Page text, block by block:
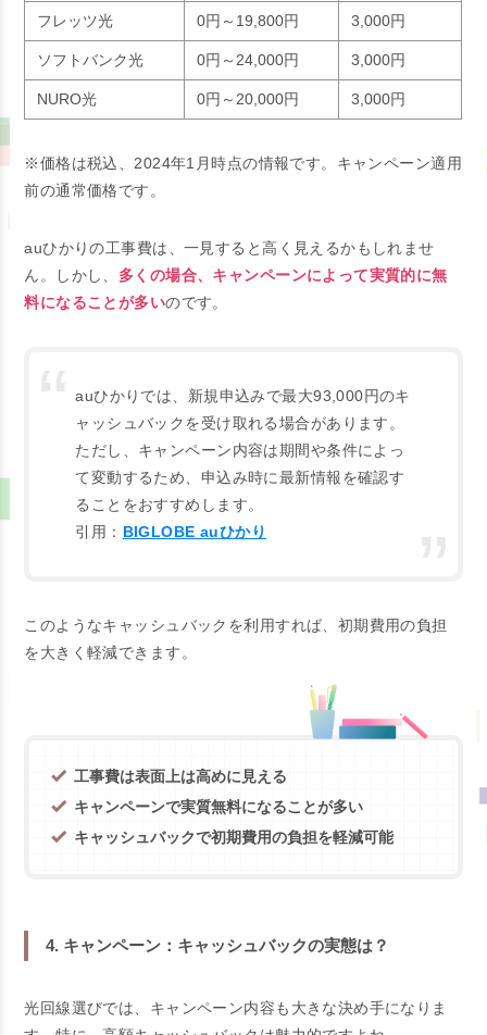
フレッツ光 0円～19,800円 3,000円
ソフトバンク光 0円～24,000円 3,000円
NURO光 0円～20,000円 3,000円
※価格は税込、2024年1月時点の情報です。キャンペーン適用
前の通常価格です。
auひかりの工事費は、一見すると高く見えるかもしれませ
ん。しかし、 多くの場合、キャンペーンによって実質的に無
料になることが多いのです。
auひかりでは、新規申込みで最大93,000円のキ
ャッシュバックを受け取れる場合があります。
ただし、キャンペーン内容は期間や条件によっ
て変動するため、申込み時に最新情報を確認す
ることをおすすめします。
引用： BIGLOBE auひかり
このようなキャッシュバックを利用すれば、初期費用の負担
を大きく軽減できます。
工事費は表面上は高めに見える
キャンペーンで実質無料になることが多い
キャッシュバックで初期費用の負担を軽減可能
4. キャンペーン：キャッシュバックの実態は？
光回線選びでは、キャンペーン内容も大きな決め手になりま